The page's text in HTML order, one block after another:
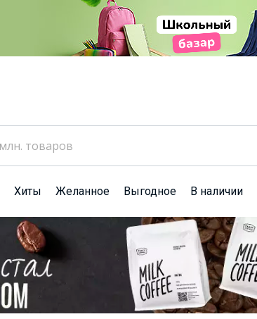
Хиты Желанное Выгодное В наличии